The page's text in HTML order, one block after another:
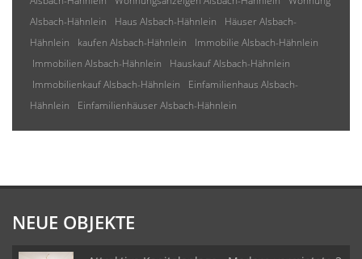
Alsbach-Hähnlein
Haus Alsbach-Hähnlein
Häuser Alsbach-
Hähnlein
kaufen Alsbach-Hähnlein
Immobilie Alsbach-Hähnlein
Immobilien Alsbach-Hähnlein
Hauskauf Alsbach-Hähnlein
Immobilienkauf Alsbach-Hähnlein
Einfamilienhaus Alsbach-
Hähnlein
Einfamilienhäuser Alsbach-Hähnlein
NEUE OBJEKTE